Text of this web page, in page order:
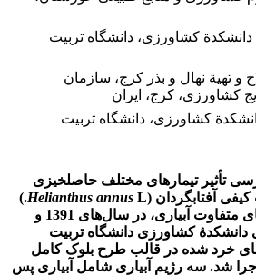
دانشکدة کشاورزی، دانشگاه تربیت
و تهیة نهال و بذر کرج، سازمان
کشاورزی، کرج، ایران
کشاورزی، دانشگاه تربیت
تأثیر تیمارهای مختلف حاصلخیزی
آفتابگردان (
Helianthus annus
L.)
رقم آذرگل، تحت رژیم‌های متفاوت آبیاری، در سال‌های 1391 و
دانشکدۀ کشاورزی دانشگاه تربیت
خرد شده در قالب طرح بلوک کامل
شد. سه رژیم آبیاری شامل آبیاری پس